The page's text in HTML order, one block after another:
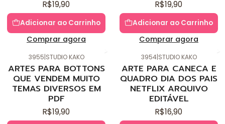
R$19,90
Adicionar ao Carrinho
Comprar agora
R$19,90
Adicionar ao Carrinho
Comprar agora
3955|STUDIO KAKO
ARTES PARA BOTTONS
QUE VENDEM MUITO
TEMAS DIVERSOS EM
PDF
R$19,90
3954|STUDIO KAKO
ARTE PARA CANECA E
QUADRO DIA DOS PAIS
NETFLIX ARQUIVO
EDITÁVEL
R$16,90